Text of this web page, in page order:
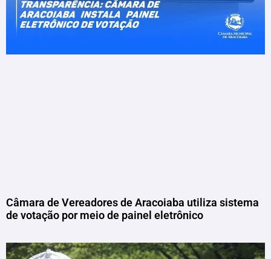
Câmara de Vereadores de Aracoiaba utiliza sistema
de votação por meio de painel eletrônico